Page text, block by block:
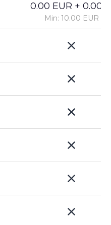
0.00 EUR +
Min: 10.00 EUR